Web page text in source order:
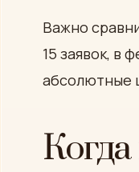
Важно
15 заявок, в
абсолютные